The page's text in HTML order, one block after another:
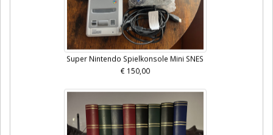
Super Nintendo Spielkonsole Mini SNES
€ 150,00